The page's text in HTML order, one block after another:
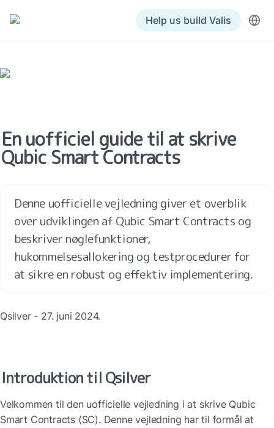
Help us build Valis
En uofficiel guide til at skrive
Qubic Smart Contracts
Denne uofficielle vejledning giver et overblik
over udviklingen af Qubic Smart Contracts og
beskriver nøglefunktioner,
hukommelsesallokering og testprocedurer for
at sikre en robust og effektiv implementering.
Qsilver - 27. juni 2024.
Introduktion til Qsilver
Velkommen til den uofficielle vejledning i at skrive Qubic
Smart Contracts (SC). Denne vejledning har til formål at